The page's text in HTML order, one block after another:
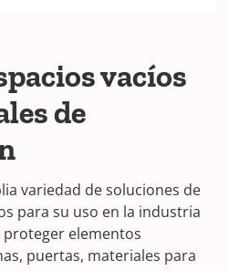
vacíos
de
variedad de soluciones de
para su uso en la industria
elementos
puertas, materiales para